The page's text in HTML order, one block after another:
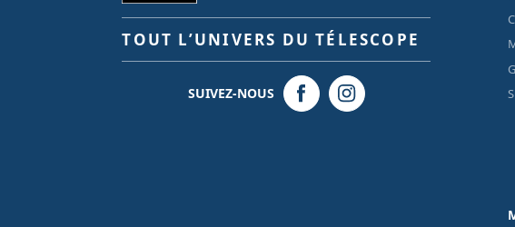
TOUT L’UNIVERS DU TÉLESCOPE
SUIVEZ-NOUS